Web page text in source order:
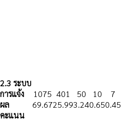
2.3 ระบบ
การแจ้ง
ผล
คะแนน
1075
69.67
401
25.99
50
3.24
10
0.65
7
0.45